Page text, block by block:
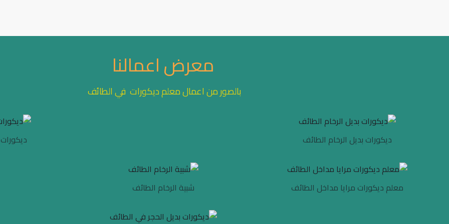
معرض اعمالنا
بالصور من اعمال معلم ديكورات في الطائف
ديكورات بديل الرخام الطائف
معلم ديكورات مرايا مداخل الطائف شبية الرخام الطائف